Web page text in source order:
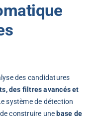
des candidatures
des filtres avancés et
système de détection
construire une base de